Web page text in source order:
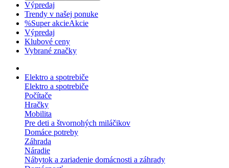
Výpredaj
Trendy v našej ponuke
%Super akcieAkcie
Výpredaj
Klubové ceny
Vybrané značky
Elektro a spotrebiče
Elektro a spotrebiče
Počítače
Hračky
Mobilita
Pre deti a štvornohých miláčikov
Domáce potreby
Záhrada
Náradie
Nábytok a zariadenie domácnosti a záhrady